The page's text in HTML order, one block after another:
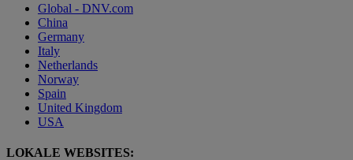
Global - DNV.com
China
Germany
Italy
Netherlands
Norway
Spain
United Kingdom
USA
LOKALE WEBSITES: